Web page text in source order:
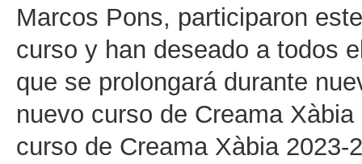
Marcos Pons, participaron
curso y han deseado a todos
que se prolongará durante
nuevo curso de Creama
curso de Creama Xàbia